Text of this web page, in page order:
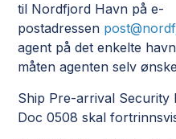
til Nordfjord Havn på e-
postadressen
agent på det enkelte
måten agenten selv
Ship Pre-arrival Security
Doc 0508 skal